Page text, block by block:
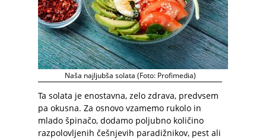
Naša najljubša solata (Foto: Profimedia)
Ta solata je enostavna, zelo zdrava, predvsem
pa okusna. Za osnovo vzamemo rukolo in
mlado špinačo, dodamo poljubno količino
razpolovljenih češnjevih paradižnikov, pest ali